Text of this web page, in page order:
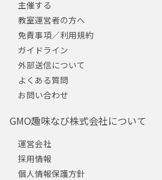
主催する
教室運営者の方へ
免責事項／利用規約
ガイドライン
外部送信について
よくある質問
お問い合わせ
GMO趣味なび株式会社について
運営会社
採用情報
個人情報保護方針